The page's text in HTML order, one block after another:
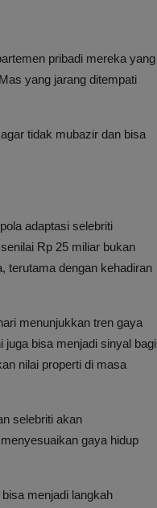
pribadi mereka yang
yang jarang ditempati
tidak mubazir dan bisa
adaptasi selebriti
Rp 25 miliar bukan
terutama dengan kehadiran
menunjukkan tren gaya
juga bisa menjadi sinyal bagi
nilai properti di masa
selebriti akan
gaya hidup
menjadi langkah